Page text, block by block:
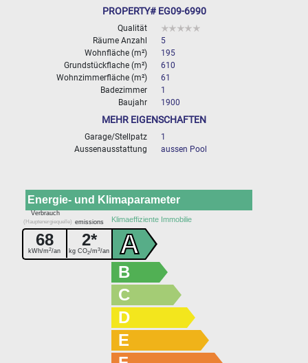
PROPERTY# EG09-6990
Qualität
Räume Anzahl
5
Wohnfläche (m²)
195
Grundstückflache (m²)
610
Wohnzimmerfläche (m²)
61
Badezimmer
1
Baujahr
1900
MEHR EIGENSCHAFTEN
Garage/Stellpatz
1
Aussenausstattung
aussen Pool
Energie- und Klimaparameter
Klimaeffiziente Immobilie
A
Verbrauch
(Hauptenergiequelle) emissions
68
kWh/m2/an
2*
kg CO2/m3/an
B
C
D
E